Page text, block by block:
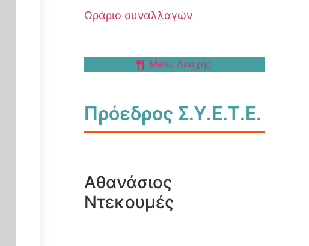
Ωράριο συναλλαγών
Menu Λέσχης
Πρόεδρος Σ.Υ.Ε.Τ.Ε.
Αθανάσιος
Ντεκουμές